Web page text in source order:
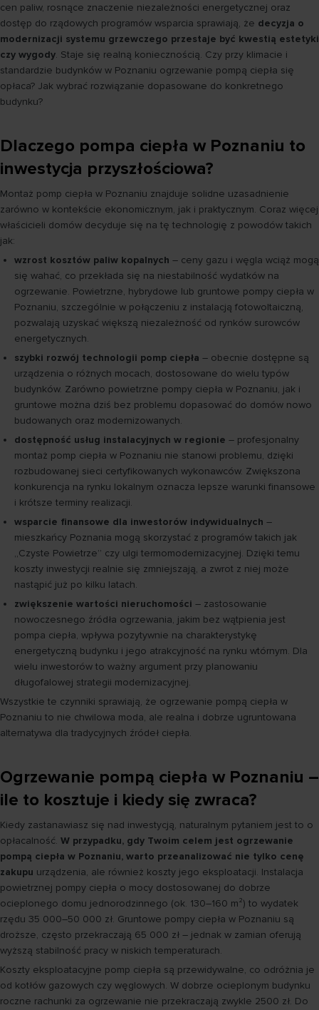
cen paliw, rosnące znaczenie niezależności energetycznej oraz
dostęp do rządowych programów wsparcia sprawiają, że decyzja o
modernizacji systemu grzewczego przestaje być kwestią estetyki
czy wygody. Staje się realną koniecznością. Czy przy klimacie i
standardzie budynków w Poznaniu ogrzewanie pompą ciepła się
opłaca? Jak wybrać rozwiązanie dopasowane do konkretnego
budynku?
Dlaczego pompa ciepła w Poznaniu to
inwestycja przyszłościowa?
Montaż pomp ciepła w Poznaniu znajduje solidne uzasadnienie
zarówno w kontekście ekonomicznym, jak i praktycznym. Coraz więcej
właścicieli domów decyduje się na tę technologię z powodów takich
jak:
wzrost kosztów paliw kopalnych – ceny gazu i węgla wciąż mogą
się wahać, co przekłada się na niestabilność wydatków na
ogrzewanie. Powietrzne, hybrydowe lub gruntowe pompy ciepła w
Poznaniu, szczególnie w połączeniu z instalacją fotowoltaiczną,
pozwalają uzyskać większą niezależność od rynków surowców
energetycznych.
szybki rozwój technologii pomp ciepła – obecnie dostępne są
urządzenia o różnych mocach, dostosowane do wielu typów
budynków. Zarówno powietrzne pompy ciepła w Poznaniu, jak i
gruntowe można dziś bez problemu dopasować do domów nowo
budowanych oraz modernizowanych.
dostępność usług instalacyjnych w regionie – profesjonalny
montaż pomp ciepła w Poznaniu nie stanowi problemu, dzięki
rozbudowanej sieci certyfikowanych wykonawców. Zwiększona
konkurencja na rynku lokalnym oznacza lepsze warunki finansowe
i krótsze terminy realizacji.
wsparcie finansowe dla inwestorów indywidualnych –
mieszkańcy Poznania mogą skorzystać z programów takich jak
„Czyste Powietrze” czy ulgi termomodernizacyjnej. Dzięki temu
koszty inwestycji realnie się zmniejszają, a zwrot z niej może
nastąpić już po kilku latach.
zwiększenie wartości nieruchomości – zastosowanie
nowoczesnego źródła ogrzewania, jakim bez wątpienia jest
pompa ciepła, wpływa pozytywnie na charakterystykę
energetyczną budynku i jego atrakcyjność na rynku wtórnym. Dla
wielu inwestorów to ważny argument przy planowaniu
długofalowej strategii modernizacyjnej.
Wszystkie te czynniki sprawiają, że ogrzewanie pompą ciepła w
Poznaniu to nie chwilowa moda, ale realna i dobrze ugruntowana
alternatywa dla tradycyjnych źródeł ciepła.
Ogrzewanie pompą ciepła w Poznaniu –
ile to kosztuje i kiedy się zwraca?
Kiedy zastanawiasz się nad inwestycją, naturalnym pytaniem jest to o
opłacalność. W przypadku, gdy Twoim celem jest ogrzewanie
pompą ciepła w Poznaniu, warto przeanalizować nie tylko cenę
zakupu urządzenia, ale również koszty jego eksploatacji. Instalacja
powietrznej pompy ciepła o mocy dostosowanej do dobrze
ocieplonego domu jednorodzinnego (ok. 130–160 m²) to wydatek
rzędu 35 000–50 000 zł. Gruntowe pompy ciepła w Poznaniu są
droższe, często przekraczają 65 000 zł – jednak w zamian oferują
wyższą stabilność pracy w niskich temperaturach.
Koszty eksploatacyjne pomp ciepła są przewidywalne, co odróżnia je
od kotłów gazowych czy węglowych. W dobrze ocieplonym budynku
roczne rachunki za ogrzewanie nie przekraczają zwykle 2500 zł. Do